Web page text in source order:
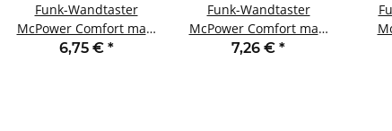
Funk-Wandtaster
McPower Comfort max.
70m Aufputz 1-Kanal
6,75 € *
Funk-Wandtaster
McPower Comfort max.
70m Aufputz 2-Kanal
7,26 € *